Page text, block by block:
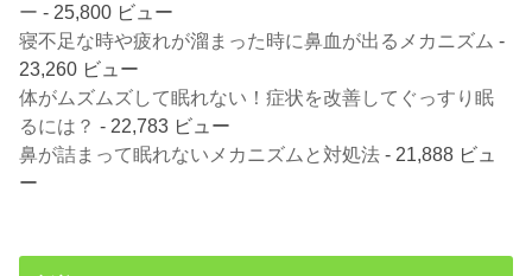
ー - 25,800 ビュー
寝不足な時や疲れが溜まった時に鼻血が出るメカニズム -
23,260 ビュー
体がムズムズして眠れない！症状を改善してぐっすり眠
るには？ - 22,783 ビュー
鼻が詰まって眠れないメカニズムと対処法 - 21,888 ビュ
ー